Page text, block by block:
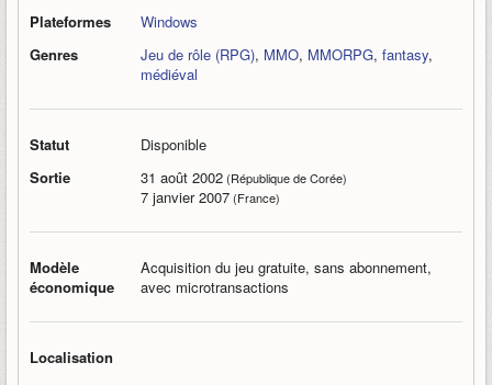
Plateformes
Windows
Genres
Jeu de rôle (RPG), MMO, MMORPG, fantasy,
médiéval
Statut
Disponible
Sortie
31 août 2002(République de Corée)
7 janvier 2007(France)
Modèle
économique
Acquisition du jeu gratuite, sans abonnement,
avec microtransactions
Localisation